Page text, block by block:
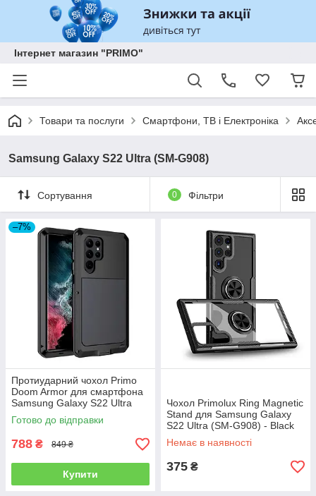
Інтернет магазин "PRIMO"
Товари та послуги Смартфони, ТВ і Електроніка
Samsung Galaxy S22 Ultra (SM-G908)
Сортування 0 Фільтри
–7%
Протиударний чохол Primo
Doom Armor для смартфона
Samsung Galaxy S22 Ultra
(SM-S908) - Black
Готово до відправки
788 ₴ 849 ₴
Купити
Чохол Primolux Ring Magnetic
Stand для Samsung Galaxy
S22 Ultra (SM-G908) - Black
Немає в наявності
375 ₴